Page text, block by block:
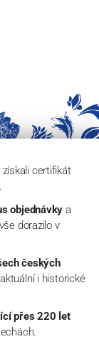
získali certifikát
objednávky a
dorazilo v
českých
i historické
přes 220 let